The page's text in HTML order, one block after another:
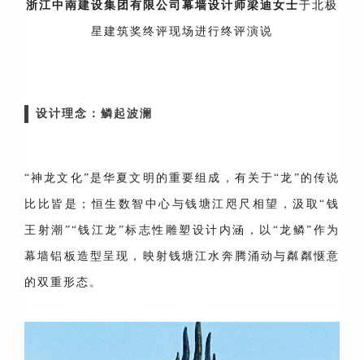
浙江中南建设集团有限公司幕墙设计师梁迪女士于北极
星建筑奖终评现场进行终评演说
设计理念：鳞起波澜
“神龙文化”是华夏文明的重要组成，有关于“龙”的传说
比比皆是；恒生数智中心与钱塘江咫尺相望，汲取“钱
王射潮”“钱江龙”标志性雕塑设计内涵，以“龙鳞”作为
幕墙铝板造型呈现，映射钱塘江水奔腾涌动与粼粼惬意
的双重形态。